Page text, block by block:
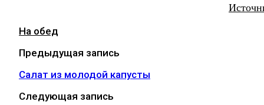
На обед
Предыдущая запись
Салат из молодой капусты
Следующая запись